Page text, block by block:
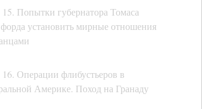
15. Попытки губернатора Томаса
установить мирные отношения
16. Операции флибустьеров в
Америке. Поход на Гранаду